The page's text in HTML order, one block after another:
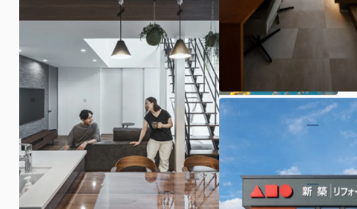
ARCHIの家づくり
展示場・イベント